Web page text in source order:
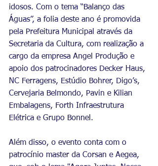
idosos. Com o tema “Balanço das
Águas”, a folia deste ano é promovida
pela Prefeitura Municipal através da
Secretaria da Cultura, com realização a
cargo da empresa Angel Produção e
apoio dos patrocinadores Decker Haus,
NC Ferragens, Estúdio Bohrer, Digo’s,
Cervejaria Belmondo, Pavin e Kilian
Embalagens, Forth Infraestrutura
Elétrica e Grupo Bonnel.
Além disso, o evento conta com o
patrocínio master da Corsan e Aegea,